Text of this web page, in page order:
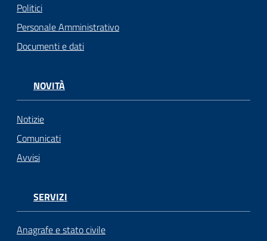
Politici
Personale Amministrativo
Documenti e dati
NOVITÀ
Notizie
Comunicati
Avvisi
SERVIZI
Anagrafe e stato civile